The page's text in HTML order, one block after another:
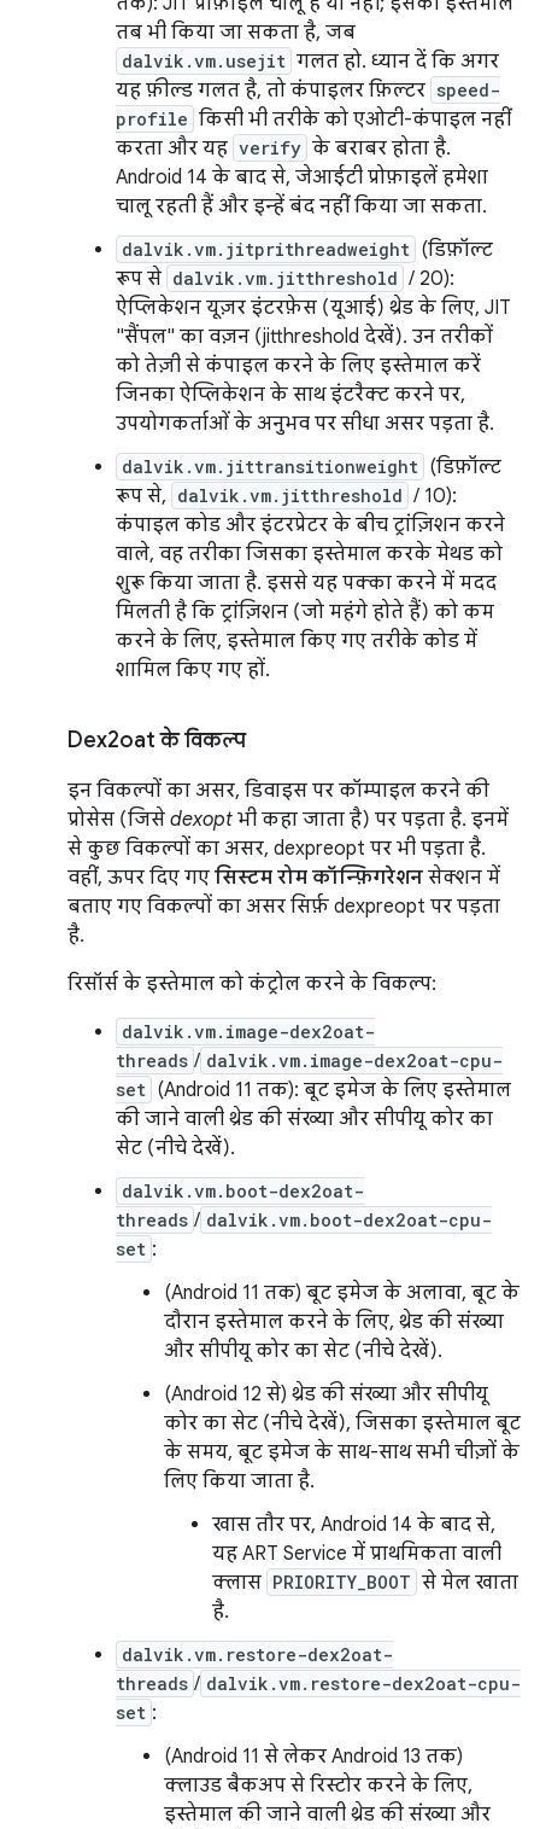
तब भी किया जा सकता है, जब
dalvik.vm.usejit गलत हो. ध्यान दें कि अगर
यह फ़ील्ड गलत है, तो कंपाइलर फ़िल्टर speed-
profile किसी भी तरीके को एओटी-कंपाइल नहीं
करता और यह verify के बराबर होता है.
Android 14 के बाद से, जेआईटी प्रोफ़ाइलें हमेशा
चालू रहती हैं और इन्हें बंद नहीं किया जा सकता.
dalvik.vm.jitprithreadweight (डिफ़ॉल्ट
रूप से dalvik.vm.jitthreshold / 20):
ऐप्लिकेशन यूज़र इंटरफ़ेस (यूआई) थ्रेड के लिए, JIT
"सैंपल" का वज़न (jitthreshold देखें). उन तरीकों
को तेज़ी से कंपाइल करने के लिए इस्तेमाल करें
जिनका ऐप्लिकेशन के साथ इंटरैक्ट करने पर,
उपयोगकर्ताओं के अनुभव पर सीधा असर पड़ता है.
dalvik.vm.jittransitionweight (डिफ़ॉल्ट
रूप से, dalvik.vm.jitthreshold / 10):
कंपाइल कोड और इंटरप्रेटर के बीच ट्रांज़िशन करने
वाले, वह तरीका जिसका इस्तेमाल करके मेथड को
शुरू किया जाता है. इससे यह पक्का करने में मदद
मिलती है कि ट्रांज़िशन (जो महंगे होते हैं) को कम
करने के लिए, इस्तेमाल किए गए तरीके कोड में
शामिल किए गए हों.
Dex2oat के विकल्प
इन विकल्पों का असर, डिवाइस पर कॉम्पाइल करने की
प्रोसेस (जिसे dexopt भी कहा जाता है) पर पड़ता है. इनमें
से कुछ विकल्पों का असर, dexpreopt पर भी पड़ता है.
वहीं, ऊपर दिए गए सिस्टम रोम कॉन्फ़िगरेशन सेक्शन में
बताए गए विकल्पों का असर सिर्फ़ dexpreopt पर पड़ता
है.
रिसॉर्स के इस्तेमाल को कंट्रोल करने के विकल्प:
dalvik.vm.image-dex2oat-
threads / dalvik.vm.image-dex2oat-cpu-
set (Android 11 तक): बूट इमेज के लिए इस्तेमाल
की जाने वाली थ्रेड की संख्या और सीपीयू कोर का
सेट (नीचे देखें).
dalvik.vm.boot-dex2oat-
threads / dalvik.vm.boot-dex2oat-cpu-
set :
(Android 11 तक) बूट इमेज के अलावा, बूट के
दौरान इस्तेमाल करने के लिए, थ्रेड की संख्या
और सीपीयू कोर का सेट (नीचे देखें).
(Android 12 से) थ्रेड की संख्या और सीपीयू
कोर का सेट (नीचे देखें), जिसका इस्तेमाल बूट
के समय, बूट इमेज के साथ-साथ सभी चीज़ों के
लिए किया जाता है.
खास तौर पर, Android 14 के बाद से,
यह ART Service में प्राथमिकता वाली
क्लास PRIORITY_BOOT से मेल खाता
है.
dalvik.vm.restore-dex2oat-
threads / dalvik.vm.restore-dex2oat-cpu-
set :
(Android 11 से लेकर Android 13 तक)
क्लाउड बैकअप से रिस्टोर करने के लिए,
इस्तेमाल की जाने वाली थ्रेड की संख्या और